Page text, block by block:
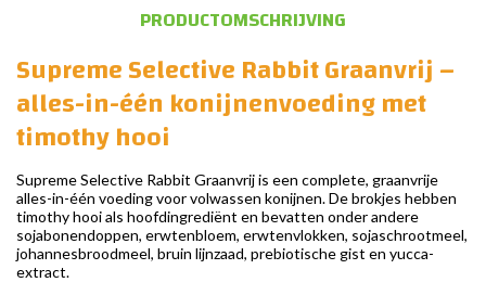
PRODUCTOMSCHRIJVING
Supreme Selective Rabbit Graanvrij –
alles-in-één konijnenvoeding met
timothy hooi
Supreme Selective Rabbit Graanvrij is een complete, graanvrije
alles-in-één voeding voor volwassen konijnen. De brokjes hebben
timothy hooi als hoofdingrediënt en bevatten onder andere
sojabonendoppen, erwtenbloem, erwtenvlokken, sojaschrootmeel,
johannesbroodmeel, bruin lijnzaad, prebiotische gist en yucca-
extract.